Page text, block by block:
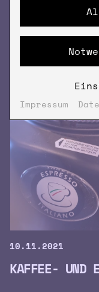
Impressum
B2B: WAS
TUN KANN
10.11.2021
KAFFEE- UND